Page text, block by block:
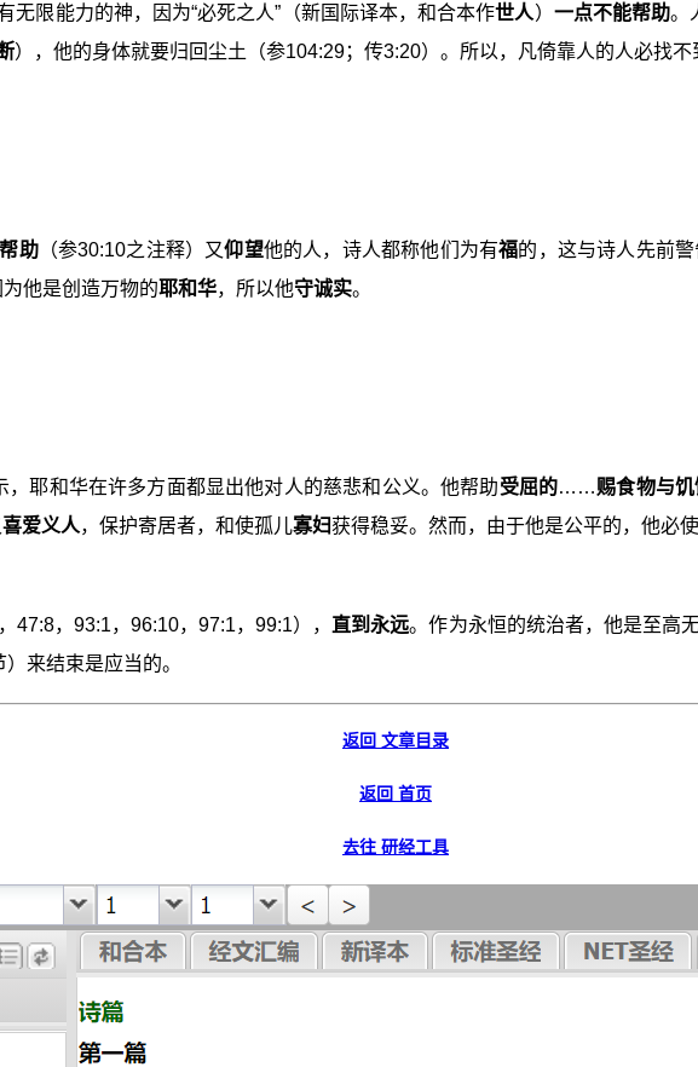
无限能力的神，因为“必死之人”（新国际译本，和合本作世人） 一点不能帮助。
），他的身体就要归回尘土（参104:29；传3:20）。所以，凡倚靠人的人必找不
帮助（参30:10之注释）又仰望他的人，诗人都称他们为有福的，这与诗人先前
他是创造万物的耶和华，所以他守诚实。
耶和华在许多方面都显出他对人的慈悲和公义。他帮助受屈的……赐食物与
喜爱义人，保护寄居者，和使孤儿寡妇获得稳妥。然而，由于他是公平的，他必使
47:8，93:1，96:10，97:1，99:1）， 直到永远。作为永恒的统治者，他是至高
）来结束是应当的。
返回 文章目录
返回 首页
去往 研经工具